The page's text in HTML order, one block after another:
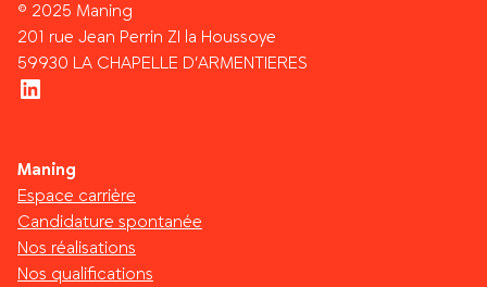
© 2025 Maning
201 rue Jean Perrin ZI la Houssoye
59930 LA CHAPELLE D’ARMENTIERES
LinkedIn
Maning
Espace carrière
Candidature spontanée
Nos réalisations
Nos qualifications